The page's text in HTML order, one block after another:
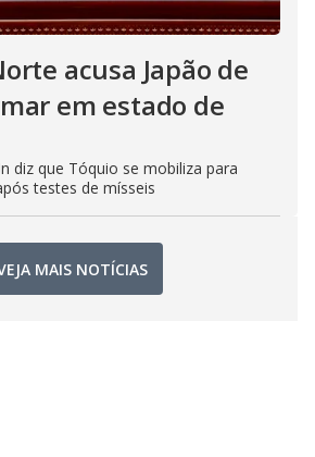
acusa Japão de
em estado de
diz que Tóquio se mobiliza para
testes de mísseis
MAIS NOTÍCIAS